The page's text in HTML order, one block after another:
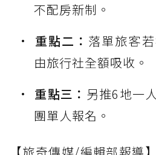
不配房新制。
重點二： 落單旅客
由旅行社全額吸收。
重點三： 另推6地一
團單人報名。